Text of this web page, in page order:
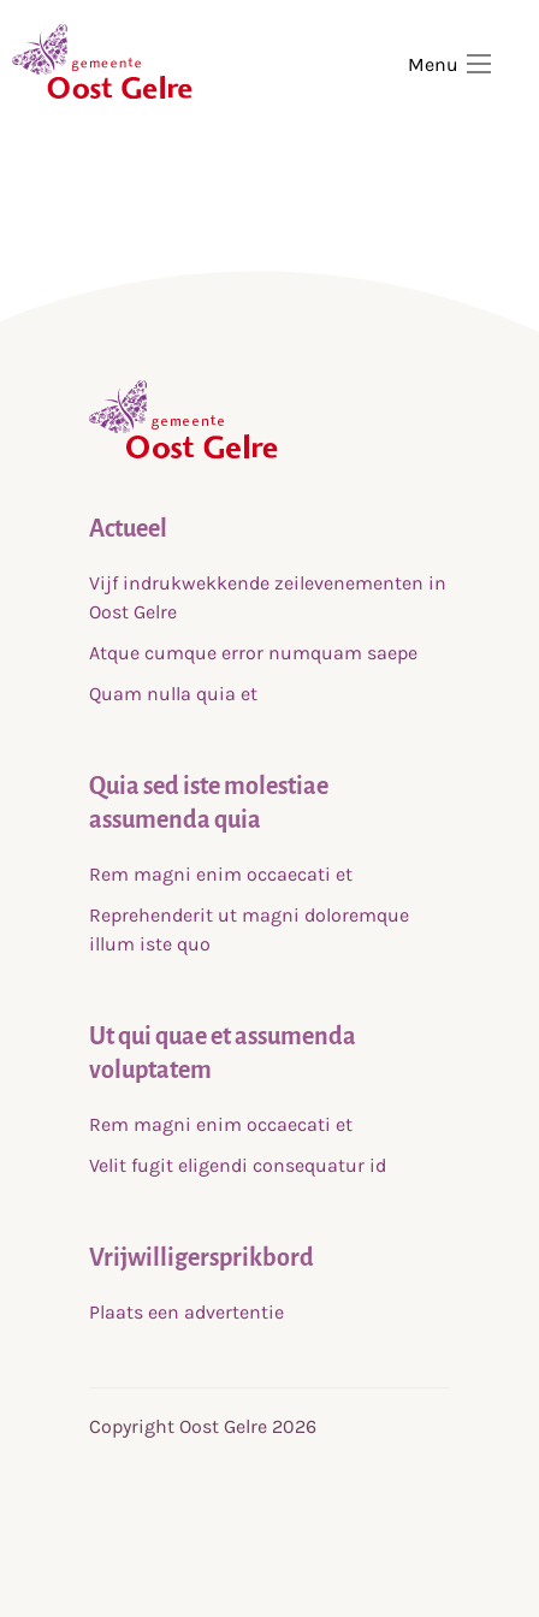
Menu
Actueel
Vijf indrukwekkende zeilevenementen in
Oost Gelre
Atque cumque error numquam saepe
Quam nulla quia et
Quia sed iste molestiae
assumenda quia
Rem magni enim occaecati et
Reprehenderit ut magni doloremque
illum iste quo
Ut qui quae et assumenda
voluptatem
Rem magni enim occaecati et
Velit fugit eligendi consequatur id
Vrijwilligersprikbord
Plaats een advertentie
Copyright Oost Gelre 2026